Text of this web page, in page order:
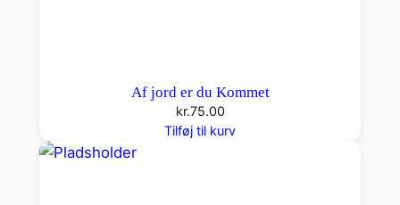
Af jord er du Kommet
kr.75.00
Tilføj til kurv